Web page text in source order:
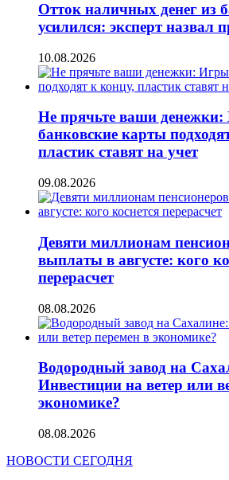
Отток наличных денег из
усилился: эксперт назвал
10.08.2026
Не прячьте ваши
банковские карты
пластик ставят на учет
09.08.2026
Девяти миллионам
выплаты в августе: кого
перерасчет
08.08.2026
Водородный завод на
Инвестиции на ветер или
экономике?
08.08.2026
НОВОСТИ СЕГОДНЯ